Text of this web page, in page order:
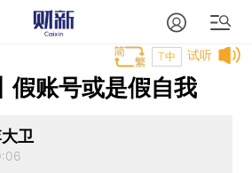
试听
T中
假账号或是假自我
卫